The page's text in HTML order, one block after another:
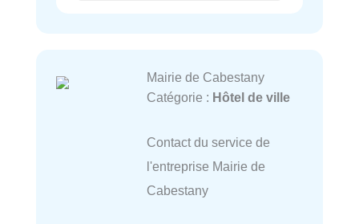
Mairie de Cabestany
Catégorie : Hôtel de ville
Contact du service de
l'entreprise Mairie de
Cabestany